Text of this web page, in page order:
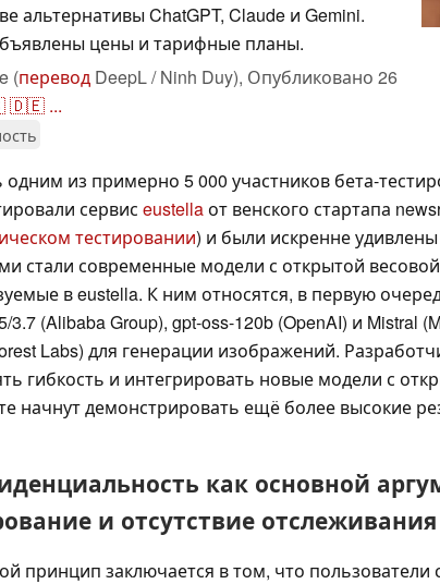
альтернативы ChatGPT, Claude и Gemini.
цены и тарифные планы.
(перевод DeepL / Ninh Duy), Опубликовано 26
🇩🇪 ...
одним из примерно 5 000 участников бета-
сервис eustellaот венского стартапа
тестировании) и были искренне
стали современные модели с открытой
в eustella. К ним относятся, в первую
3.7 (Alibaba Group), gpt-oss-120b (OpenAI) и Mistral
Labs) для генерации изображений.
гибкость и интегрировать новые модели с
начнут демонстрировать ещё более высокие
как основной
и отсутствие отслеживания
принцип заключается в том, что